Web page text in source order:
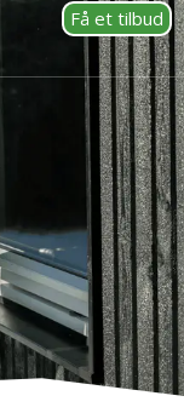
Få et tilbud